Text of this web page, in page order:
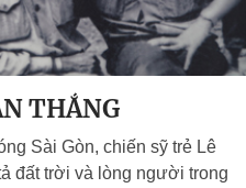
THẮNG
Sài Gòn, chiến sỹ trẻ Lê
đất trời và lòng người trong